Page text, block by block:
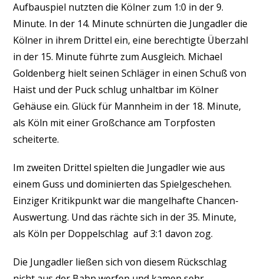
Aufbauspiel nutzten die Kölner zum 1:0 in der 9.
Minute. In der 14. Minute schnürten die Jungadler die
Kölner in ihrem Drittel ein, eine berechtigte Überzahl
in der 15. Minute führte zum Ausgleich. Michael
Goldenberg hielt seinen Schläger in einen Schuß von
Haist und der Puck schlug unhaltbar im Kölner
Gehäuse ein. Glück für Mannheim in der 18. Minute,
als Köln mit einer Großchance am Torpfosten
scheiterte.
Im zweiten Drittel spielten die Jungadler wie aus
einem Guss und dominierten das Spielgeschehen.
Einziger Kritikpunkt war die mangelhafte Chancen-
Auswertung. Und das rächte sich in der 35. Minute,
als Köln per Doppelschlag auf 3:1 davon zog.
Die Jungadler ließen sich von diesem Rückschlag